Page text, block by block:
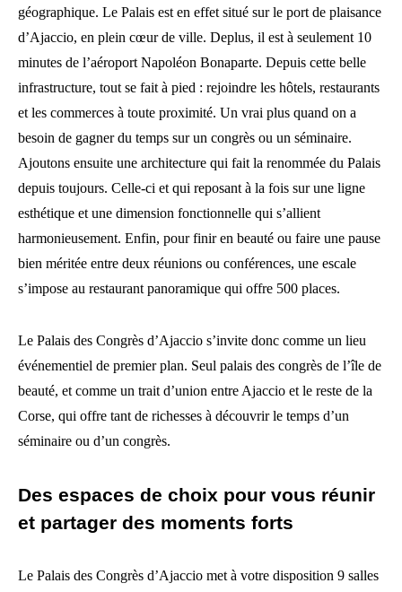
géographique. Le Palais est en effet situé sur le port de plaisance
d’Ajaccio, en plein cœur de ville. Deplus, il est à seulement 10
minutes de l’aéroport Napoléon Bonaparte. Depuis cette belle
infrastructure, tout se fait à pied : rejoindre les hôtels, restaurants
et les commerces à toute proximité. Un vrai plus quand on a
besoin de gagner du temps sur un congrès ou un séminaire.
Ajoutons ensuite une architecture qui fait la renommée du Palais
depuis toujours. Celle-ci et qui reposant à la fois sur une ligne
esthétique et une dimension fonctionnelle qui s’allient
harmonieusement. Enfin, pour finir en beauté ou faire une pause
bien méritée entre deux réunions ou conférences, une escale
s’impose au restaurant panoramique qui offre 500 places.
Le Palais des Congrès d’Ajaccio s’invite donc comme un lieu
événementiel de premier plan. Seul palais des congrès de l’île de
beauté, et comme un trait d’union entre Ajaccio et le reste de la
Corse, qui offre tant de richesses à découvrir le temps d’un
séminaire ou d’un congrès.
Des espaces de choix pour vous réunir
et partager des moments forts
Le Palais des Congrès d’Ajaccio met à votre disposition 9 salles